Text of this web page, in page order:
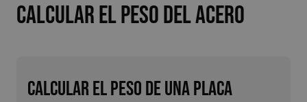
Accesorios
Calcular el peso del acero
Calcular el peso de una placa